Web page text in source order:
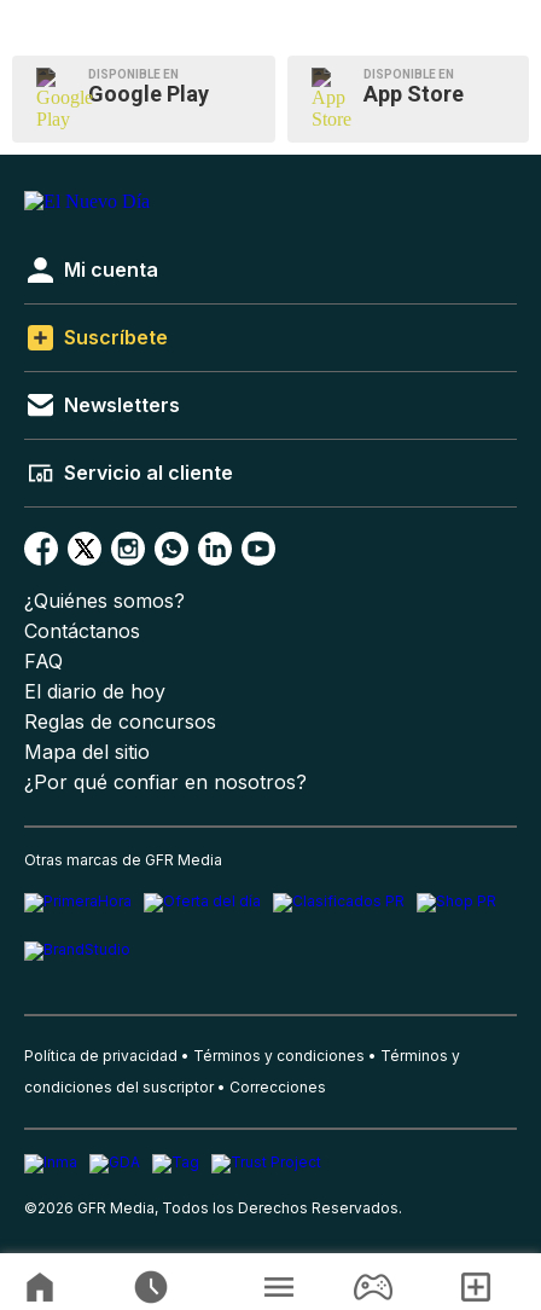
DISPONIBLE EN
Google Play
DISPONIBLE EN
App Store
Mi cuenta
Suscríbete
Newsletters
Servicio al cliente
¿Quiénes somos?
Contáctanos
FAQ
El diario de hoy
Reglas de concursos
Mapa del sitio
¿Por qué confiar en nosotros?
Otras marcas de GFR Media
Política de privacidad Términos y condiciones
Términos y
condiciones del suscriptor
Correcciones
©2026 GFR Media, Todos los Derechos Reservados.